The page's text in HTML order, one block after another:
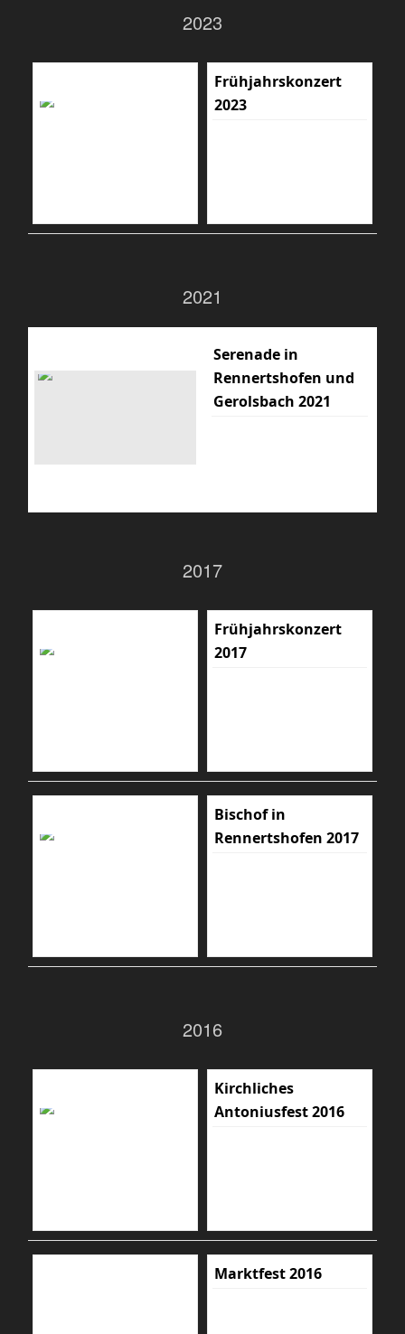
2023
Frühjahrskonzert
2023
2021
Serenade in
Rennertshofen und
Gerolsbach 2021
2017
Frühjahrskonzert
2017
Bischof in
Rennertshofen 2017
2016
Kirchliches
Antoniusfest 2016
Marktfest 2016